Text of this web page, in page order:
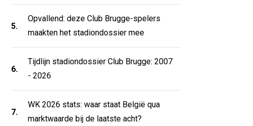
5.
Opvallend: deze Club Brugge-spelers
maakten het stadiondossier mee
6.
Tijdlijn stadiondossier Club Brugge: 2007
- 2026
7.
WK 2026 stats: waar staat België qua
marktwaarde bij de laatste acht?